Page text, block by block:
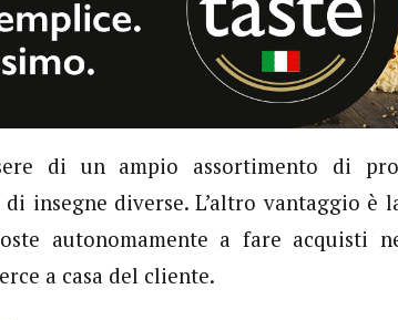
di un ampio assortimento di
insegne diverse. L’altro vantaggio è
autonomamente a fare acquisti
a casa del cliente.